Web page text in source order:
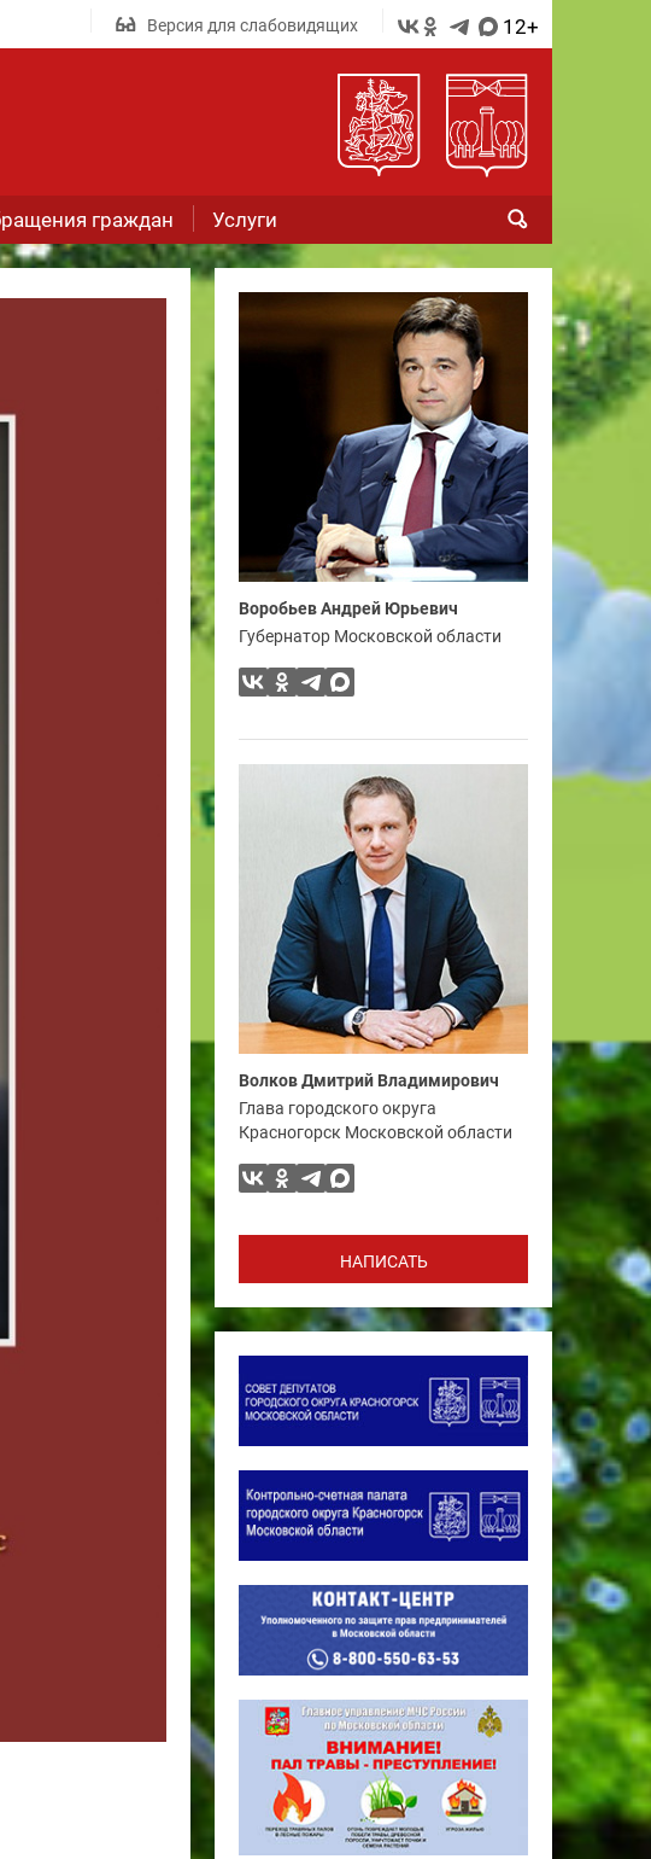
Версия для слабовидящих 12+
граждан Услуги
Воробьев Андрей Юрьевич
Губернатор Московской области
Волков Дмитрий Владимирович
Глава городского округа
Красногорск Московской области
НАПИСАТЬ